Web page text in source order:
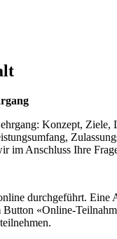
Konzept, Ziele,
im Anschluss Ihre
durchgeführt. Eine
«Online-